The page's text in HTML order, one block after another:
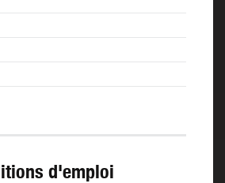
d'emploi